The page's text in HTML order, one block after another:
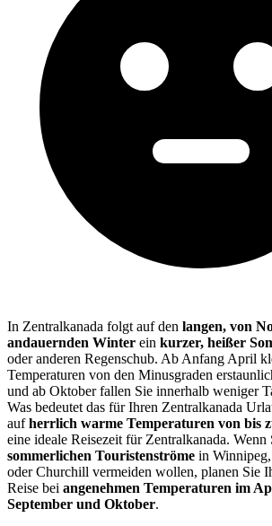
In Zentralkanada folgt auf den langen, von
andauernden Winter ein kurzer, heißer
oder anderen Regenschub. Ab Anfang April
Temperaturen von den Minusgraden
und ab Oktober fallen Sie innerhalb weniger
Was bedeutet das für Ihren Zentralkanada
aufherrlich warme Temperaturen von bis
eine ideale Reisezeit für Zentralkanada. Wenn
sommerlichen Touristenströme in
oder Churchill vermeiden wollen, planen Sie
Reise bei angenehmen Temperaturen im
September und Oktober.